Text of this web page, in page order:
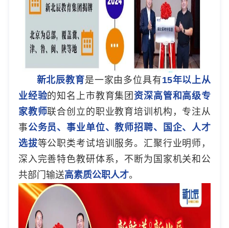
新北辰教育是一家由多位具有15年以上从
业经验的知名上市教育集团 资深高管和高级专
家教师联合创立的职业教育培训机构，专注从
事公务员、事业单位、教师招聘、国企、人才
选拔等公职类考试培训服务。汇聚行业明师，
深入完善特色教研体系，不断为国家机关和公
共部门输送高素质公职人才。